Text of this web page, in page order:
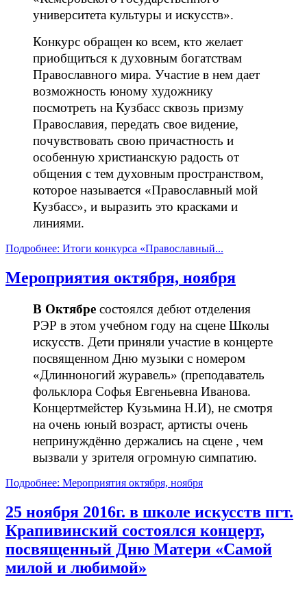
университета культуры и искусств».
Конкурс обращен ко всем, кто желает
приобщиться к духовным богатствам
Православного мира. Участие в нем дает
возможность юному художнику
посмотреть на Кузбасс сквозь призму
Православия, передать свое видение,
почувствовать свою причастность и
особенную христианскую радость от
общения с тем духовным пространством,
которое называется «Православный мой
Кузбасс», и выразить это красками и
линиями.
Подробнее: Итоги конкурса «Православный...
Мероприятия октября, ноября
В Октябре состоялся дебют отделения
РЭР в этом учебном году на сцене Школы
искусств. Дети приняли участие в концерте
посвященном Дню музыки с номером
«Длинноногий журавель» (преподаватель
фольклора Софья Евгеньевна Иванова.
Концертмейстер Кузьмина Н.И), не смотря
на очень юный возраст, артисты очень
непринуждённо держались на сцене , чем
вызвали у зрителя огромную симпатию.
Подробнее: Мероприятия октября, ноября
25 ноября 2016г. в школе искусств пгт.
Крапивинский состоялся концерт,
посвященный Дню Матери «Самой
милой и любимой»